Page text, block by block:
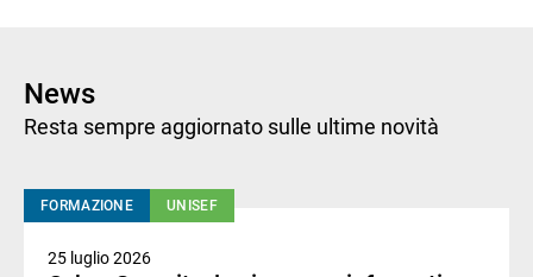
News
Resta sempre aggiornato sulle ultime novità
FORMAZIONE UNISEF
25 luglio 2026